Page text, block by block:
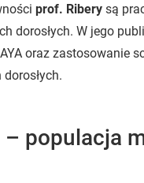
prof. Ribery są
dorosłych. W jego
oraz zastosowanie
– populacja